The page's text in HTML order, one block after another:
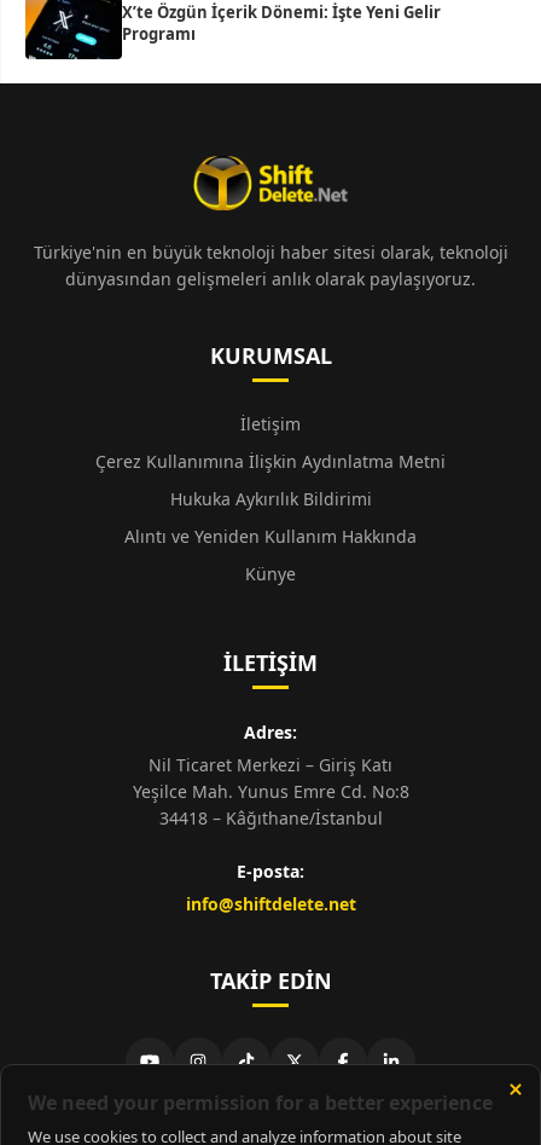
X’te Özgün İçerik Dönemi: İşte Yeni Gelir
Programı
Türkiye'nin en büyük teknoloji haber sitesi olarak, teknoloji
dünyasından gelişmeleri anlık olarak paylaşıyoruz.
KURUMSAL
İletişim
Çerez Kullanımına İlişkin Aydınlatma Metni
Hukuka Aykırılık Bildirimi
Alıntı ve Yeniden Kullanım Hakkında
Künye
İLETIŞIM
Adres:
Nil Ticaret Merkezi – Giriş Katı
Yeşilce Mah. Yunus Emre Cd. No:8
34418 – Kâğıthane/İstanbul
E-posta:
info@shiftdelete.net
TAKIP EDIN